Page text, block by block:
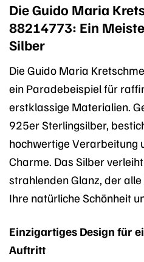
Die Guido Maria
88214773: Ein
Silber
Die Guido Maria
ein Paradebeispiel für
erstklassige Materialien.
925er Sterlingsilber,
hochwertige Verarbeitung
Charme. Das Silber
strahlenden Glanz, der
Ihre natürliche Schönheit
Einzigartiges Design für
Auftritt